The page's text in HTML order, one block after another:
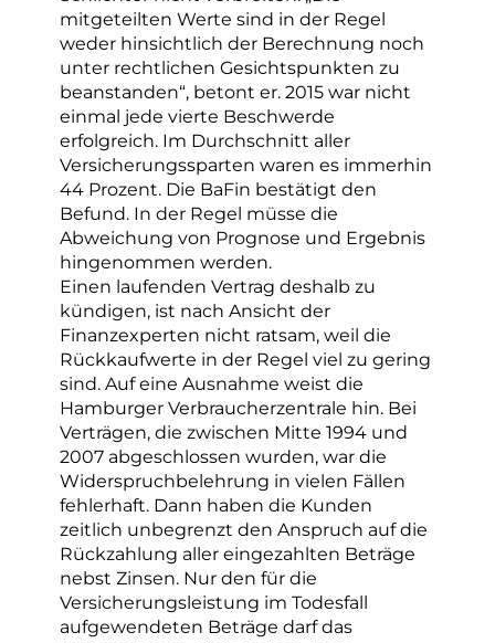
mitgeteilten Werte sind in der Regel
weder hinsichtlich der Berechnung noch
unter rechtlichen Gesichtspunkten zu
beanstanden“, betont er. 2015 war nicht
einmal jede vierte Beschwerde
erfolgreich. Im Durchschnitt aller
Versicherungssparten waren es immerhin
44 Prozent. Die BaFin bestätigt den
Befund. In der Regel müsse die
Abweichung von Prognose und Ergebnis
hingenommen werden.
Einen laufenden Vertrag deshalb zu
kündigen, ist nach Ansicht der
Finanzexperten nicht ratsam, weil die
Rückkaufwerte in der Regel viel zu gering
sind. Auf eine Ausnahme weist die
Hamburger Verbraucherzentrale hin. Bei
Verträgen, die zwischen Mitte 1994 und
2007 abgeschlossen wurden, war die
Widerspruchbelehrung in vielen Fällen
fehlerhaft. Dann haben die Kunden
zeitlich unbegrenzt den Anspruch auf die
Rückzahlung aller eingezahlten Beträge
nebst Zinsen. Nur den für die
Versicherungsleistung im Todesfall
aufgewendeten Beträge darf das